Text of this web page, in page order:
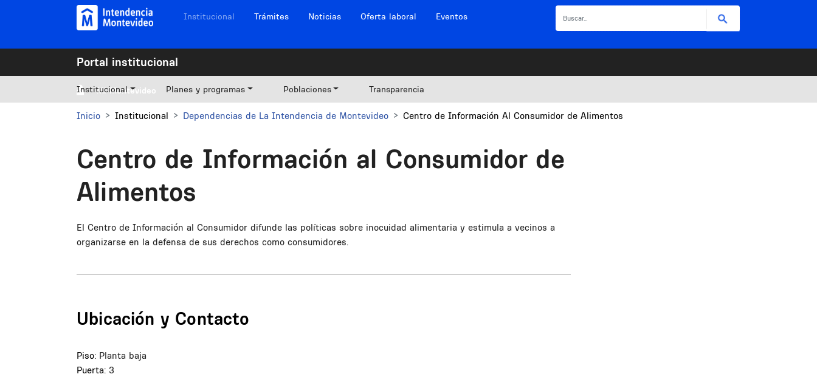
Pasar al contenido principal Navegación sitios
Institucional Trámites Noticias Oferta laboral Eventos
Portal institucional
Mi Montevideo
Institucional Planes y programas Poblaciones Transparencia
Inicio Institucional Dependencias de La Intendencia de Montevideo Centro de Información Al Consumidor de Alimentos
Centro de Información al Consumidor de
Alimentos
El Centro de Información al Consumidor difunde las políticas sobre inocuidad alimentaria y estimula a vecinos a
organizarse en la defensa de sus derechos como consumidores.
Ubicación y Contacto
Piso: Planta baja
Puerta: 3